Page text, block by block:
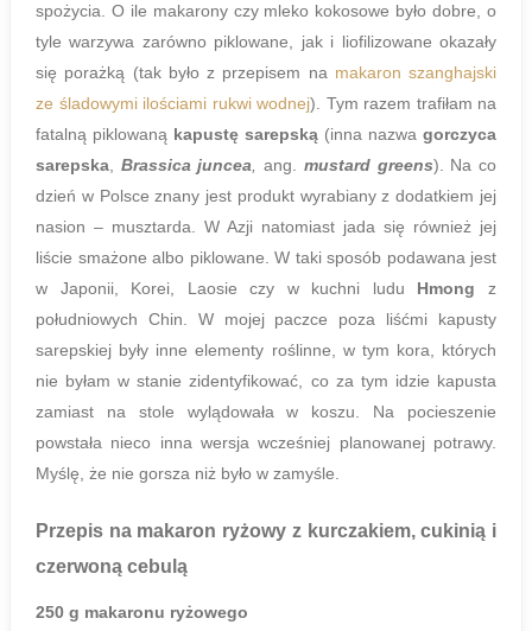
spożycia. O ile makarony czy mleko kokosowe było dobre, o
tyle warzywa zarówno piklowane, jak i liofilizowane okazały
się porażką (tak było z przepisem na makaron szanghajski
ze śladowymi ilościami rukwi wodnej). Tym razem trafiłam na
fatalną piklowaną kapustę sarepską (inna nazwa gorczyca
sarepska, Brassica juncea,ang. mustard greens). Na co
dzień w Polsce znany jest produkt wyrabiany z dodatkiem jej
nasion – musztarda. W Azji natomiast jada się również jej
liście smażone albo piklowane. W taki sposób podawana jest
w Japonii, Korei, Laosie czy w kuchni ludu Hmongz
południowych Chin. W mojej paczce poza liśćmi kapusty
sarepskiej były inne elementy roślinne, w tym kora, których
nie byłam w stanie zidentyfikować, co za tym idzie kapusta
zamiast na stole wylądowała w koszu. Na pocieszenie
powstała nieco inna wersja wcześniej planowanej potrawy.
Myślę, że nie gorsza niż było w zamyśle.
Przepis na makaron ryżowy z kurczakiem, cukinią i
czerwoną cebulą
250 g makaronu ryżowego